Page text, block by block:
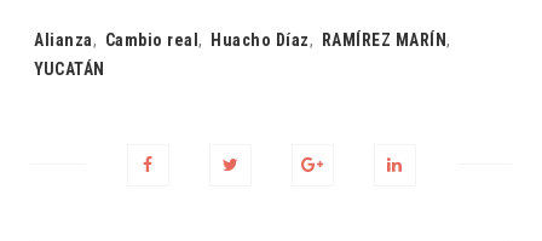
Tags:
Alianza, Cambio real , Huacho Díaz, RAMÍREZ MARÍN,
YUCATÁN